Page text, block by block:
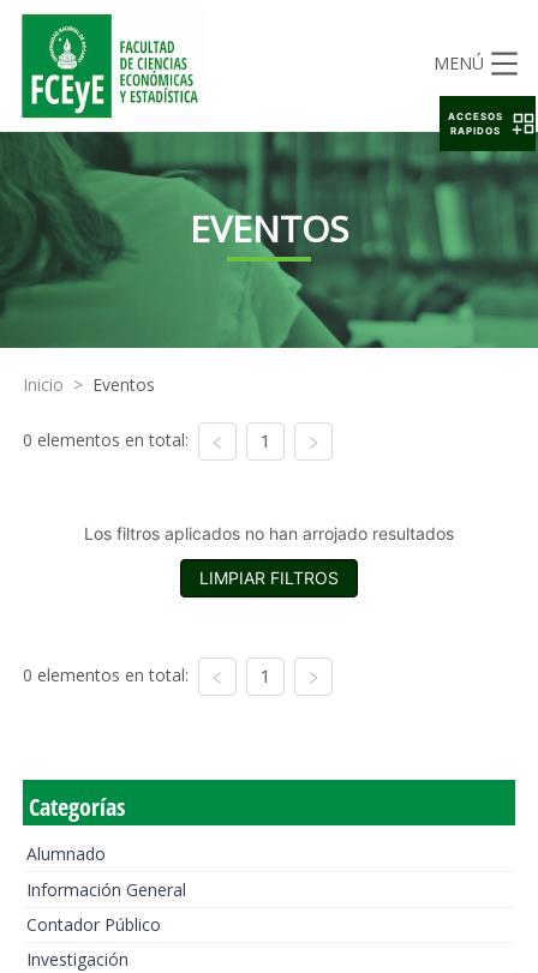
MENÚ
EVENTOS
Inicio > Eventos
0 elementos en total: 1
Los filtros aplicados no han arrojado resultados
LIMPIAR FILTROS
0 elementos en total: 1
Categorías
Alumnado
Información General
Contador Público
Investigación
ACCESOS
RAPIDOS